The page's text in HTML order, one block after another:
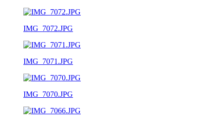
IMG_7072.JPG
IMG_7071.JPG
IMG_7070.JPG